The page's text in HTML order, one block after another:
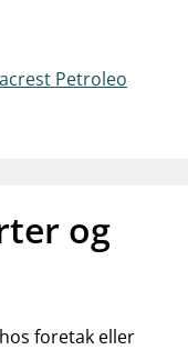
Petroleo
og
foretak eller